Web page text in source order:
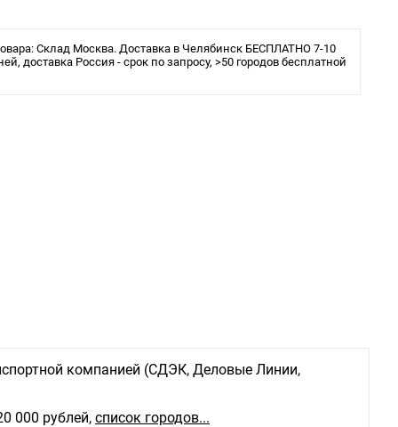
Склад Москва. Доставка в Челябинск БЕСПЛАТНО 7-10
доставка Россия - срок по запросу, >50 городов бесплатной
компанией (СДЭК, Деловые Линии,
000 рублей, список городов...